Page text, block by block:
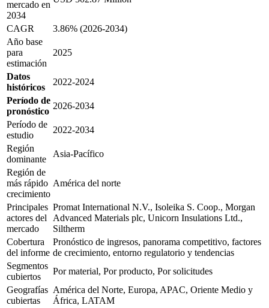
mercado en
2034
CAGR
3.86% (2026-2034)
Año base
para
estimación
2025
Datos
históricos
2022-2024
Período de
pronóstico
2026-2034
Período de
estudio
2022-2034
Región
dominante
Asia-Pacífico
Región de
más rápido
crecimiento
América del norte
Principales
actores del
mercado
Promat International N.V., Isoleika S. Coop., Morgan
Advanced Materials plc, Unicorn Insulations Ltd.,
Siltherm
Cobertura
del informe
Pronóstico de ingresos, panorama competitivo, factores
de crecimiento, entorno regulatorio y tendencias
Segmentos
cubiertos
Por material, Por producto, Por solicitudes
Geografías
cubiertas
América del Norte, Europa, APAC, Oriente Medio y
África, LATAM